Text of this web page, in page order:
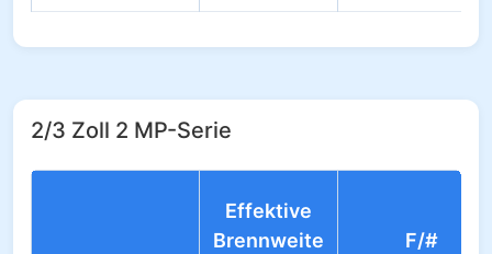
2/3 Zoll 2 MP-Serie
Effektive
Brennweite
F/#